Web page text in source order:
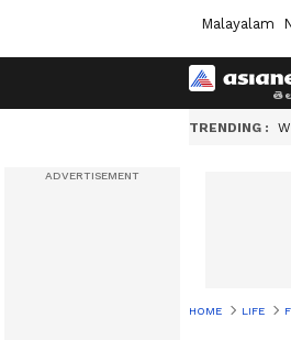
Malayalam
TRENDING :
HOME LIFE